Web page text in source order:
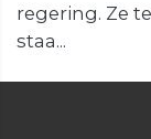
regering. Ze
staa...